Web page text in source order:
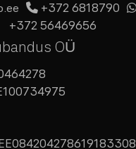
+372 6818790
+372 56469656
OÜ